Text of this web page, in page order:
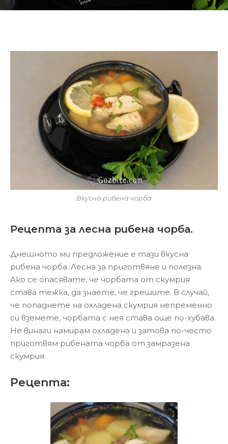
Вкусна рибена чорба
Рецепта за лесна рибена чорба.
Днешното ми предложение е тази вкусна
рибена чорба. Лесна за приготвяне и полезна.
Ако се опасявате, че чорбата от скумрия
става тежка, да знаете, че грешите. В случай,
че попаднете на охладена скумрия непременно
си вземете, чорбата с нея става още по-хубава.
Не винаги намирам охладена и затова по-често
приготвям рибената чорба от замразена
скумрия.
Рецепта: